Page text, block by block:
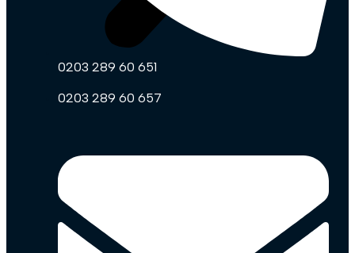
0203 289 60 651
0203 289 60 657